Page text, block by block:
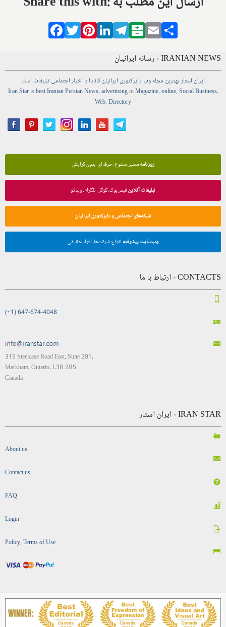
Facebook
TwitterPinterestLinkedIn
Telegram
Balatarin
Email
IRANIAN NEWS - رسانه ایرانیان
ایران استاربهترین مجلهوب دایرکتوری ایرانیان کانادابا اخباراجتماعیتبلیغات است
Iran Starisbest Iranian PersianNews,advertisinginMagazine,online,Social Business,
Web,Directory
روزنامهمعتبر، متنوع، حرفه‌ای، بدون گرایش
تبلیغات آنلاینفیس‌بوک، گوگل، تلگرام، ویدئو
شبکه‌های اجتماعی و دایرکتوری ایرانیان
وب‌سایت پیشرفته انواع شرکت‌ها، افراد حقیقی
CONTACTS - ارتباط با ما
(+1) 647-674-4048
315 Steelcase Road East, Suite 201,
Markham, Ontario, L3R 2R5
Canada
IRAN STAR - ایران استار
About us
Contact us
FAQ
Login
Policy, Terms of Use